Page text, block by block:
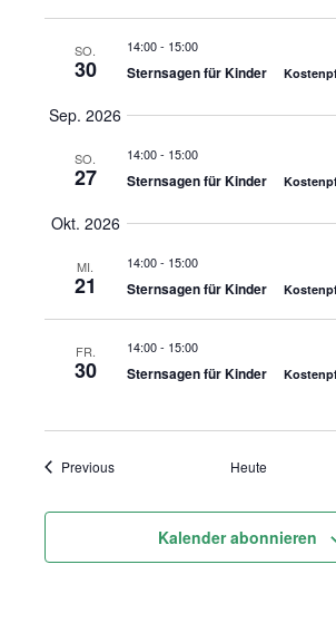
SO.
30
14:00- 15:00
Sternsagen für Kinder
Sep. 2026
SO.
27
14:00- 15:00
Sternsagen für Kinder
Okt. 2026
MI.
21
14:00- 15:00
Sternsagen für Kinder
FR.
30
14:00- 15:00
Sternsagen für Kinder
PreviousVeranstaltungen Heute
Kalender abonnieren